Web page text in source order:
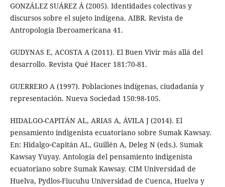
GONZÁLEZ SUÁREZ Á (2005). Identidades colectivas y
discursos sobre el sujeto indígena. AIBR. Revista de
Antropología Iberoamericana 41.
GUDYNAS E, ACOSTA A (2011). El Buen Vivir más allá del
desarrollo. Revista Qué Hacer 181:70-81.
GUERRERO A (1997). Poblaciones indígenas, ciudadanía y
representación. Nueva Sociedad 150:98-105.
HIDALGO-CAPITÁN AL, ARIAS A, ÁVILA J (2014). El
pensamiento indigenista ecuatoriano sobre Sumak Kawsay.
En: Hidalgo‐Capitán AL, Guillén A, Deleg N (eds.). Sumak
Kawsay Yuyay. Antología del pensamiento indigenista
ecuatoriano sobre Sumak Kawsay. CIM Universidad de
Huelva, Pydlos-Fiucuhu Universidad de Cuenca, Huelva y